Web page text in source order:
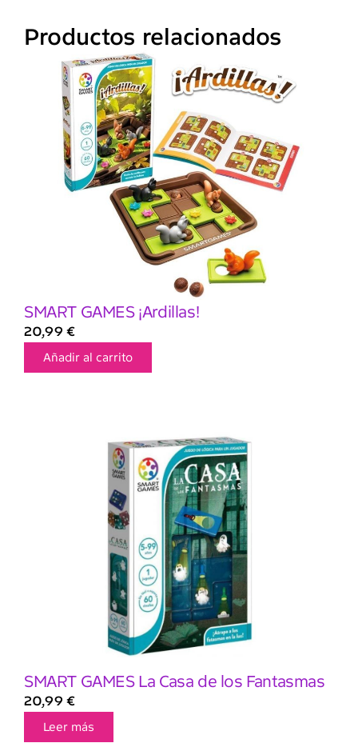
Productos relacionados
SMART GAMES ¡Ardillas!
20,99 €
Añadir al carrito
SMART GAMES La Casa de los Fantasmas
20,99 €
Leer más